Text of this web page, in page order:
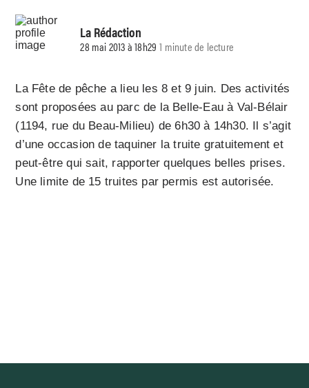
La Rédaction
28 mai 2013 à 18h29 1 minute de lecture
La Fête de pêche a lieu les 8 et 9 juin. Des activités
sont proposées au parc de la Belle-Eau à Val-Bélair
(1194, rue du Beau-Milieu) de 6h30 à 14h30. Il s’agit
d’une occasion de taquiner la truite gratuitement et
peut-être qui sait, rapporter quelques belles prises.
Une limite de 15 truites par permis est autorisée.